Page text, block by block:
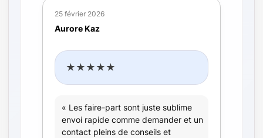
25 février 2026
Aurore Kaz
★★★★★
« Les faire-part sont juste sublime
envoi rapide comme demander et un
contact pleins de conseils et